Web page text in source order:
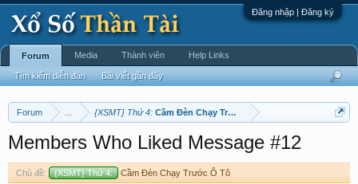
Đăng nhập | Đăng ký
Forum {XSMT} Thứ 4: Cầm Đèn Chạy Trước Ô Tô
Members Who Liked Message #12
Chủ đề: {XSMT} Thứ 4: Cầm Đèn Chạy Trước Ô Tô
Forum
Tìm kiếm diễn đàn Bài viết gần đây
Media Thành viên Help Links